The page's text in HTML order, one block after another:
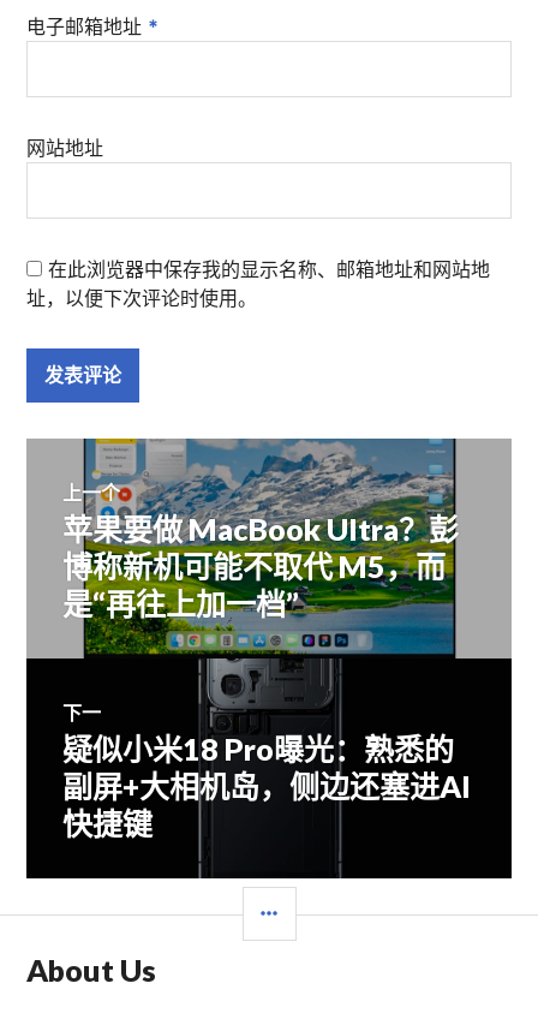
电子邮箱地址 *
网站地址
在此浏览器中保存我的显示名称、邮箱地址和网站地
址，以便下次评论时使用。
文
章
导
航
上一个
上
篇
文
章：
苹果要做 MacBook Ultra？彭
博称新机可能不取代 M5，而
是“再往上加一档”
下一
下
篇
文
章：
疑似小米18 Pro曝光：熟悉的
副屏+大相机岛，侧边还塞进AI
快捷键
栏
About Us